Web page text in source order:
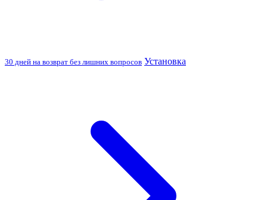
30 дней на возврат без лишних вопросов Установка